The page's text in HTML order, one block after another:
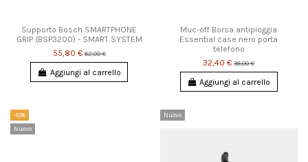
Supporto Bosch SMARTPHONE
GRIP (BSP3200) - SMART SYSTEM
55,80 € 62,00 €
Aggiungi al carrello
Muc-off Borsa antipioggia
Essential case nero porta
telefono
32,40 € 36,00 €
Aggiungi al carrello
-10%
Nuovo
Nuovo